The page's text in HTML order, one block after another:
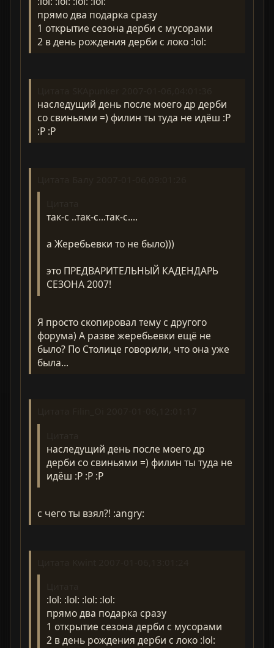
прямо два подарка сразу
1 открытие сезона дерби с мусорами
2 в день рождения дерби с локо :lol:
наследущий день после моего др дерби
со свиньями =) филин ты туда не идёш :P
:P :P
так-с ..так-с...так-с....
а Жеребьевки то не было)))
это ПРЕДВАРИТЕЛЬНЫЙ КАДЕНДАРЬ
СЕЗОНА 2007!
Я просто скопировал тему с другого
форума) А разве жеребьевки ещё не
было? По Столице говорили, что она уже
была...
наследущий день после моего др
дерби со свиньями =) филин ты туда не
идёш :P :P :P
с чего ты взял?! :angry:
:lol: :lol: :lol: :lol:
прямо два подарка сразу
1 открытие сезона дерби с мусорами
2 в день рождения дерби с локо :lol: